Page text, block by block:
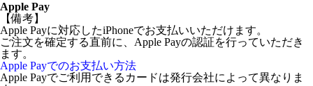
Apple Pay
【備考】
Apple Payに対応したiPhoneでお支払いいただけます。
ご注文を確定する直前に、Apple Payの認証を行っていただき
ます。
Apple Payでのお支払い方法
Apple Payでご利用できるカードは発行会社によって異なりま